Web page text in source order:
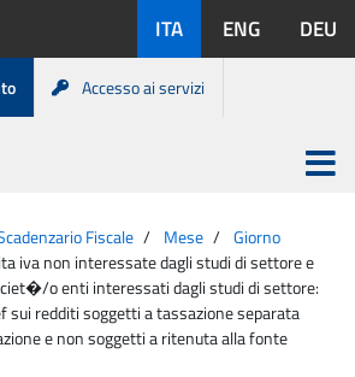
disponibili:
ITA ENG DEU
Accesso ai servizi
Apri
menu
Fiscale Mese
Giorno
iva non interessate dagli studi di settore e
o enti interessati dagli studi di settore:
redditi soggetti a tassazione separata
e non soggetti a ritenuta alla fonte